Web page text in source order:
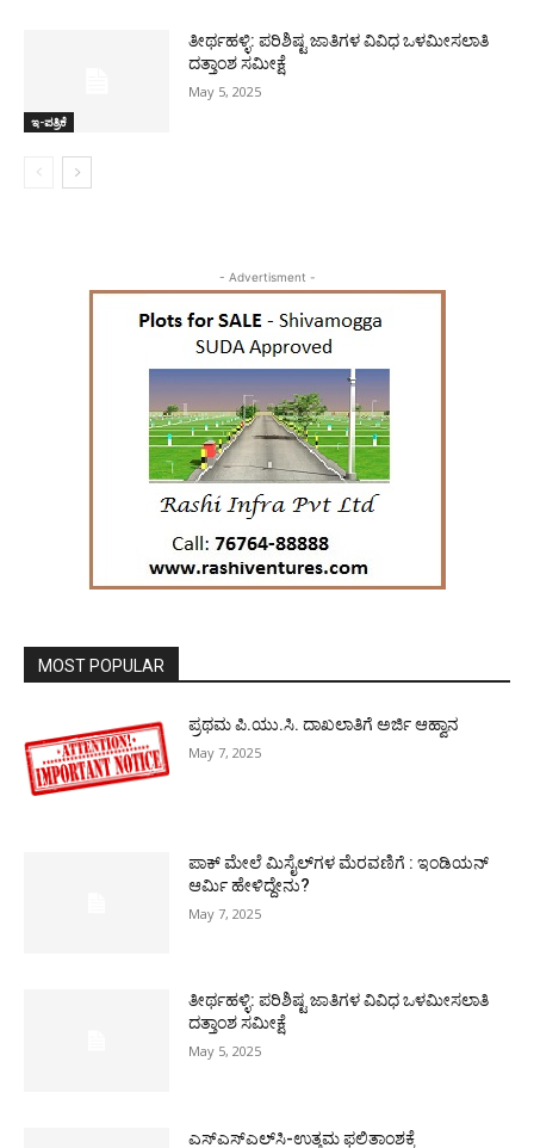
ಇ-ಪತ್ರಿಕೆ
ತೀರ್ಥಹಳ್ಳಿ: ಪರಿಶಿಷ್ಟ ಜಾತಿಗಳ ವಿವಿಧ ಒಳಮೀಸಲಾತಿ
ದತ್ತಾಂಶ ಸಮೀಕ್ಷೆ
May 5, 2025
- Advertisment -
MOST POPULAR
ಪ್ರಥಮ ಪಿ.ಯು.ಸಿ. ದಾಖಲಾತಿಗೆ ಅರ್ಜಿ ಆಹ್ವಾನ
May 7, 2025
ಪಾಕ್​ ಮೇಲೆ ಮಿಸೈಲ್​ಗಳ ಮೆರವಣಿಗೆ : ಇಂಡಿಯನ್
ಆರ್ಮಿ ಹೇಳಿದ್ದೇನು?
May 7, 2025
ತೀರ್ಥಹಳ್ಳಿ: ಪರಿಶಿಷ್ಟ ಜಾತಿಗಳ ವಿವಿಧ ಒಳಮೀಸಲಾತಿ
ದತ್ತಾಂಶ ಸಮೀಕ್ಷೆ
May 5, 2025
ಎಸ್‌ಎಸ್‌ಎಲ್‌ಸಿ-ಉತ್ತಮ ಫಲಿತಾಂಶಕ್ಕೆ